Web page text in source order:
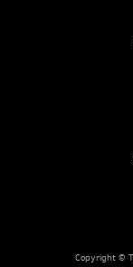
Copyright ©